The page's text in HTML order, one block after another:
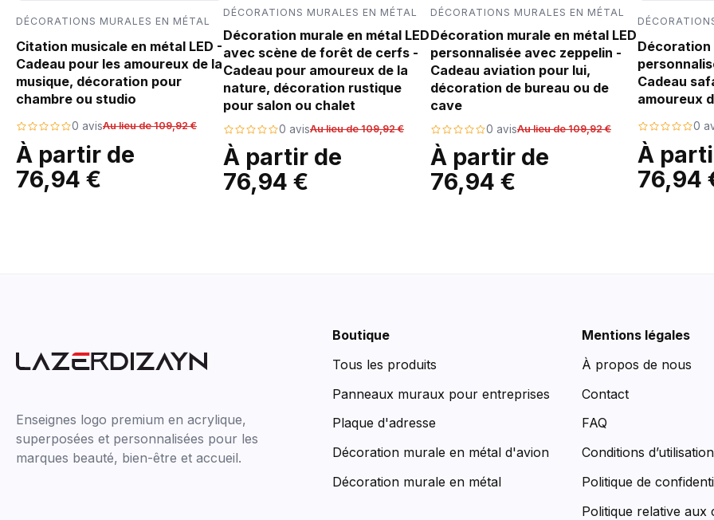
DÉCORATIONS MURALES EN MÉTAL
Citation musicale en métal LED -
Cadeau pour les amoureux de la
musique, décoration pour
chambre ou studio
0 avisAu lieu de 109,92 €
À partir de
76,94 €
DÉCORATIONS MURALES EN MÉTAL
Décoration murale en métal LED
avec scène de forêt de cerfs -
Cadeau pour amoureux de la
nature, décoration rustique
pour salon ou chalet
0 avisAu lieu de 109,92 €
À partir de
76,94 €
DÉCORATIONS MURALES EN MÉTAL
Décoration murale en métal LED
personnalisée avec zeppelin -
Cadeau aviation pour lui,
décoration de bureau ou de
cave
0 avisAu lieu de 109,92 €
À partir de
76,94 €
Décoration
Cadeau
amoureux
0
À
76,94
Enseignes logo premium en acrylique,
superposées et personnalisées pour les
marques beauté, bien-être et accueil.
Boutique
Tous les produits
Panneaux muraux pour entreprises
Plaque d'adresse
Décoration murale en métal d'avion
Décoration murale en métal
Mentions légales
À propos de nous
Contact
FAQ
Conditions d’utilisation
Politique de
Politique relative aux